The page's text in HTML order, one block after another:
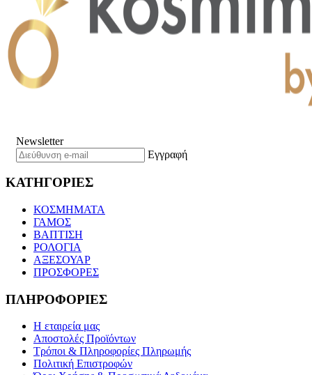
Newsletter
Εγγραφή
ΚΑΤΗΓΟΡΙΕΣ
ΚΟΣΜΗΜΑΤΑ
ΓΑΜΟΣ
ΒΑΠΤΙΣΗ
ΡΟΛΟΓΙΑ
ΑΞΕΣΟΥΑΡ
ΠΡΟΣΦΟΡΕΣ
ΠΛΗΡΟΦΟΡΙΕΣ
Η εταιρεία μας
Αποστολές Προϊόντων
Τρόποι & Πληροφορίες Πληρωμής
Πολιτική Επιστροφών